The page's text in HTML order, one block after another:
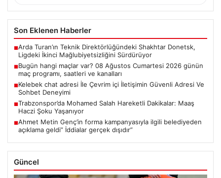
Son Eklenen Haberler
■Arda Turan’ın Teknik Direktörlüğündeki Shakhtar Donetsk,
Ligdeki İkinci Mağlubiyetsizliğini Sürdürüyor
■Bugün hangi maçlar var? 08 Ağustos Cumartesi 2026 günün
maç programı, saatleri ve kanalları
■Kelebek chat adresi İle Çevrim içi İletişimin Güvenli Adresi Ve
Sohbet Deneyimi
■Trabzonspor’da Mohamed Salah Hareketli Dakikalar: Maaş
Haczi Şoku Yaşanıyor
■Ahmet Metin Genç’in forma kampanyasıyla ilgili belediyeden
açıklama geldi” İddialar gerçek dışıdır”
Güncel